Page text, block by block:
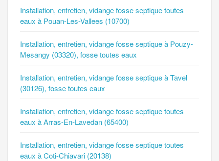
Installation, entretien, vidange fosse septique toutes
eaux à Pouan-Les-Vallees (10700)
Installation, entretien, vidange fosse septique à Pouzy-
Mesangy (03320), fosse toutes eaux
Installation, entretien, vidange fosse septique à Tavel
(30126), fosse toutes eaux
Installation, entretien, vidange fosse septique toutes
eaux à Arras-En-Lavedan (65400)
Installation, entretien, vidange fosse septique toutes
eaux à Coti-Chiavari (20138)